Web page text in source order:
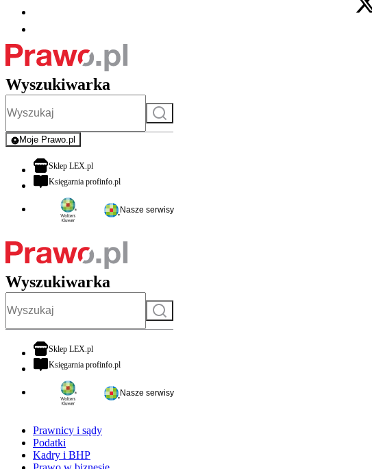
X -
Wyszukiwarka
Szukaj
Moje Prawo.pl
- rejestracja i logowanie do serwisu
Sklep LEX.plotwiera się w nowej karcie
Księgarnia profinfo.plotwiera się w nowej karcie
Nasze serwisy
Wyszukiwarka
Szukaj
Sklep LEX.plotwiera się w nowej karcie
Księgarnia profinfo.plotwiera się w nowej karcie
Nasze serwisy
Prawnicy i sądy
Podatki
Kadry i BHP